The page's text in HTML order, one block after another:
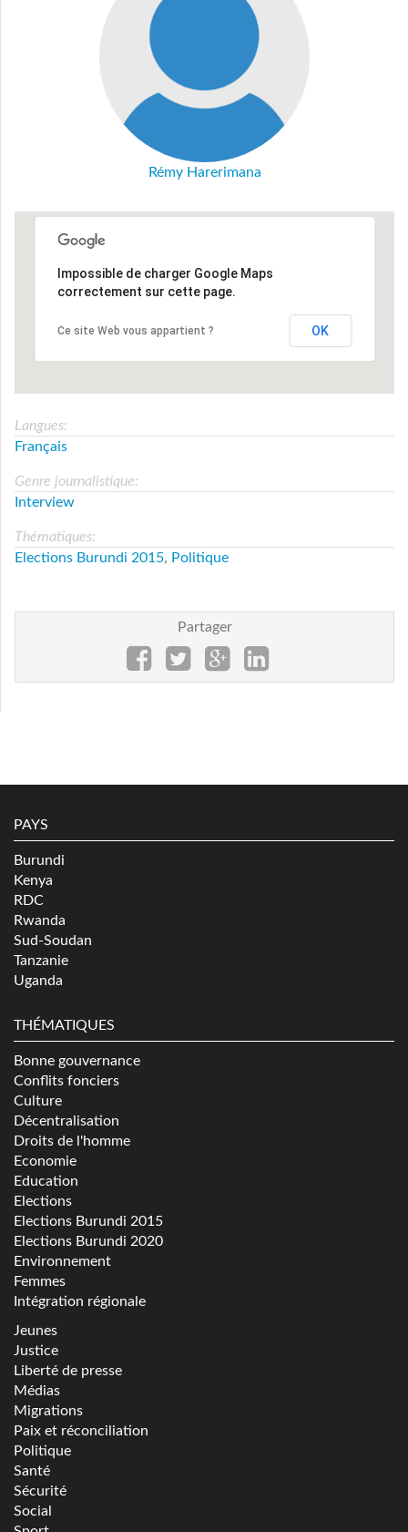
Rémy Harerimana
Impossible de charger Google Maps
correctement sur cette page.
Ce site Web vous appartient ? OK
Langues:
Français
Genre journalistique:
Interview
Thématiques:
Elections Burundi 2015, Politique
Partager
PAYS
Burundi
Kenya
RDC
Rwanda
Sud-Soudan
Tanzanie
Uganda
THÉMATIQUES
Bonne gouvernance
Conflits fonciers
Culture
Décentralisation
Droits de l'homme
Economie
Education
Elections
Elections Burundi 2015
Elections Burundi 2020
Environnement
Femmes
Intégration régionale
Jeunes
Justice
Liberté de presse
Médias
Migrations
Paix et réconciliation
Politique
Santé
Sécurité
Social